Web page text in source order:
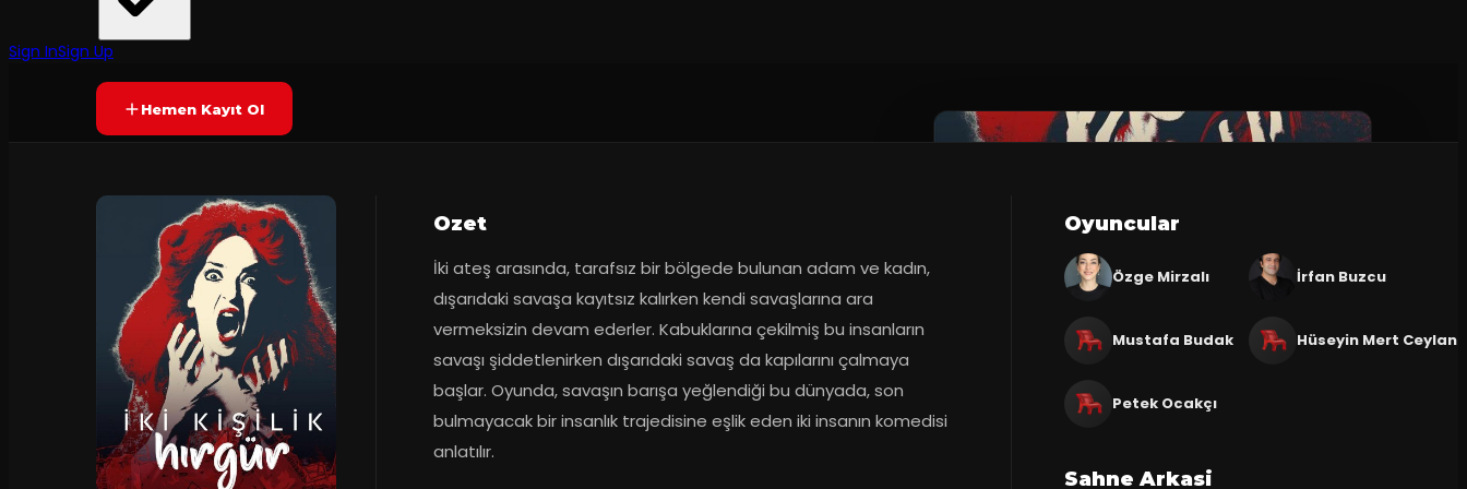
Sign InSign UpYAKINDA
Hemen Kayıt Ol
Ozet
İki ateş arasında, tarafsız bir bölgede bulunan adam ve kadın,
dışarıdaki savaşa kayıtsız kalırken kendi savaşlarına ara
vermeksizin devam ederler. Kabuklarına çekilmiş bu insanların
savaşı şiddetlenirken dışarıdaki savaş da kapılarını çalmaya
başlar. Oyunda, savaşın barışa yeğlendiği bu dünyada, son
bulmayacak bir insanlık trajedisine eşlik eden iki insanın komedisi
anlatılır.
Oyuncular
Özge Mirzalı İrfan Buzcu
Mustafa Budak Hüseyin Mert Ceylan
Petek Ocakçı
Sahne Arkasi